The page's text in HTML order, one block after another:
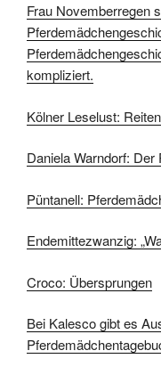
Frau Novemberregen
kompliziert.
Kölner Leselust:
Daniela Warndorf: Der
Püntanell:
Endemittezwanzig:
Croco: Übersprungen
Bei Kalesco gibt es